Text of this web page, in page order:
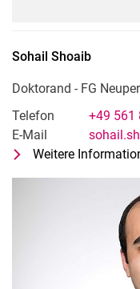
Sohail Shoaib
Doktorand - FG
Telefon
+49 561
E-Mail
Weitere